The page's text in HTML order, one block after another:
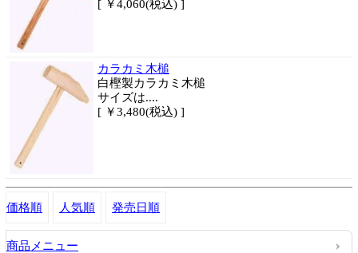
[ ￥4,060(税込) ]
カラカミ木槌
白樫製カラカミ木槌
サイズは....
[ ￥3,480(税込) ]
価格順 人気順 発売日順
商品メニュー